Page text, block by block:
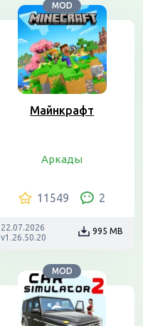
MOD
Майнкрафт
Аркады
11549 2
22.07.2026
v1.26.50.20
995 MB
MOD